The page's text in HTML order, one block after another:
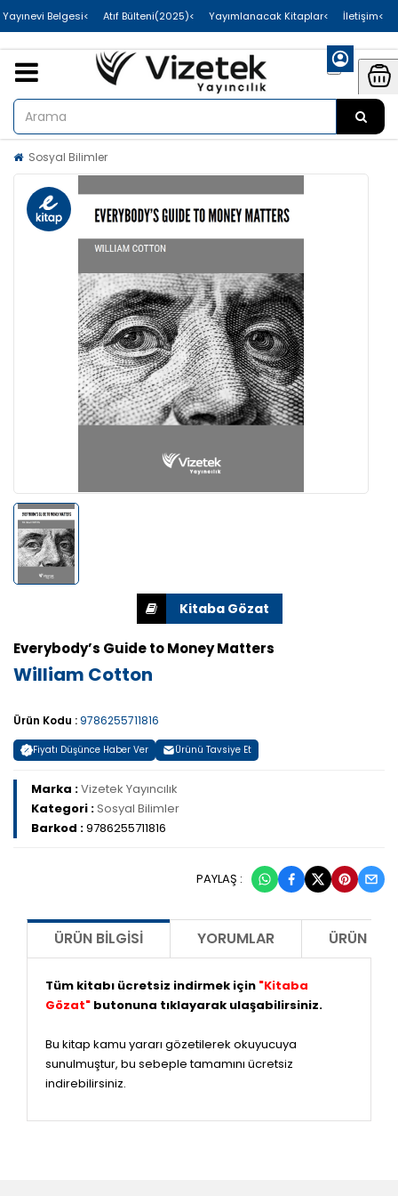
>İletişim
>Yayımlanacak Kitaplar
>Atıf Bülteni(2025)
>Uluslararası Yayınevi Belgesi
Sosyal Bilimler
Everybody’s Guide to Money Matters
William Cotton
Ürün Kodu : 9786255711816
Fiyatı Düşünce Haber Ver Ürünü Tavsiye Et
Marka :Vizetek Yayıncılık
Kategori :Sosyal Bilimler
Barkod :9786255711816
PAYLAŞ :
ÜRÜN BILGISI YORUMLAR ÜRÜN
Tüm kitabı ücretsiz indirmek için "Kitaba
Gözat" butonuna tıklayarak ulaşabilirsiniz.
Bu kitap kamu yararı gözetilerek okuyucuya
sunulmuştur, bu sebeple tamamını ücretsiz
indirebilirsiniz.